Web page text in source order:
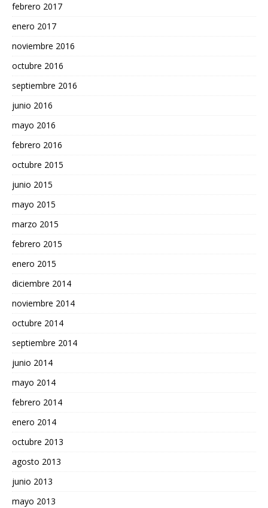
febrero 2017
enero 2017
noviembre 2016
octubre 2016
septiembre 2016
junio 2016
mayo 2016
febrero 2016
octubre 2015
junio 2015
mayo 2015
marzo 2015
febrero 2015
enero 2015
diciembre 2014
noviembre 2014
octubre 2014
septiembre 2014
junio 2014
mayo 2014
febrero 2014
enero 2014
octubre 2013
agosto 2013
junio 2013
mayo 2013